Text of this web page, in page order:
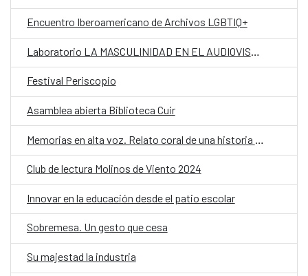
Encuentro Iberoamericano de Archivos LGBTIQ+
Festival Periscopio
Asamblea abierta Biblioteca Cuir
Club de lectura Molinos de Viento 2024
Innovar en la educación desde el patio escolar
Sobremesa. Un gesto que cesa
Su majestad la industria